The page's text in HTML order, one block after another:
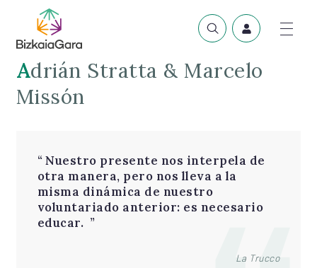
Adrián Stratta & Marcelo
Missón
Nuestro presente nos interpela de
otra manera, pero nos lleva a la
misma dinámica de nuestro
voluntariado anterior: es necesario
educar.
La Trucco